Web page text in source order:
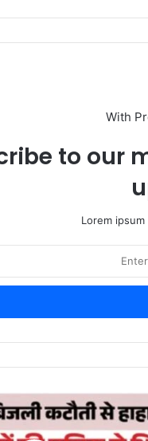
With
to our
Lorem